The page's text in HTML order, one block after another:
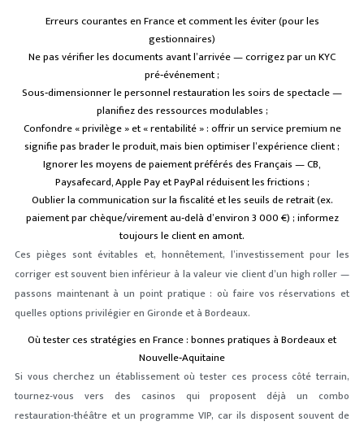
Erreurs courantes en France et comment les éviter (pour les
gestionnaires)
Ne pas vérifier les documents avant l’arrivée — corrigez par un KYC
pré‑événement ;
Sous‑dimensionner le personnel restauration les soirs de spectacle —
planifiez des ressources modulables ;
Confondre « privilège » et « rentabilité » : offrir un service premium ne
signifie pas brader le produit, mais bien optimiser l’expérience client ;
Ignorer les moyens de paiement préférés des Français — CB,
Paysafecard, Apple Pay et PayPal réduisent les frictions ;
Oublier la communication sur la fiscalité et les seuils de retrait (ex.
paiement par chèque/virement au‑delà d’environ 3 000 €) ; informez
toujours le client en amont.
Ces pièges sont évitables et, honnêtement, l’investissement pour les
corriger est souvent bien inférieur à la valeur vie client d’un high roller —
passons maintenant à un point pratique : où faire vos réservations et
quelles options privilégier en Gironde et à Bordeaux.
Où tester ces stratégies en France : bonnes pratiques à Bordeaux et
Nouvelle‑Aquitaine
Si vous cherchez un établissement où tester ces process côté terrain,
tournez‑vous vers des casinos qui proposent déjà un combo
restauration‑théâtre et un programme VIP, car ils disposent souvent de